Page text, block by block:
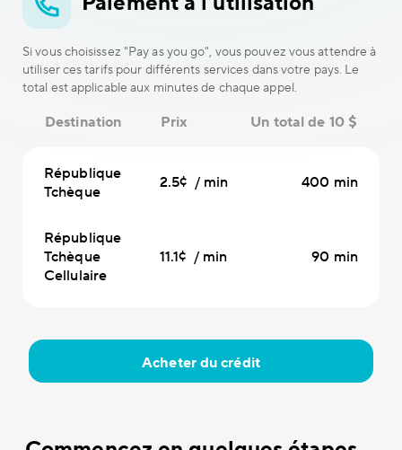
Si vous choisissez "Pay as you go", vous pouvez vous attendre à
utiliser ces tarifs pour différents services dans votre pays. Le
total est applicable aux minutes de chaque appel.
Destination Prix Un total de 10 $
République
Tchèque
2.5¢ / min 400 min
République
Tchèque
Cellulaire
11.1¢ / min 90 min
Acheter du crédit